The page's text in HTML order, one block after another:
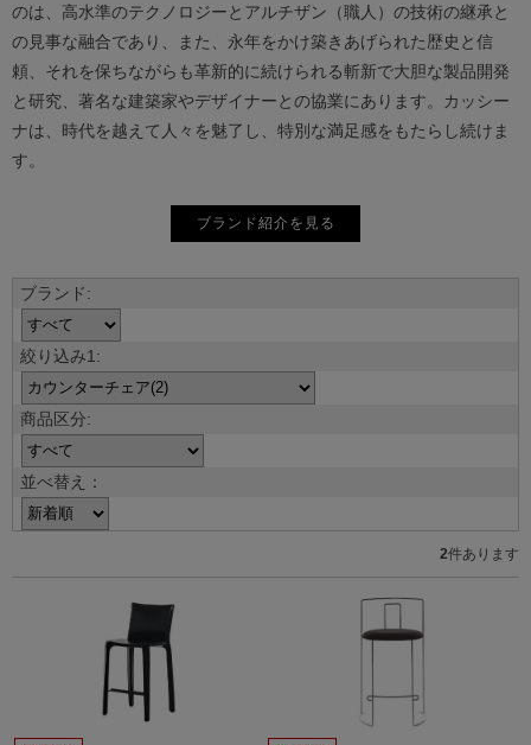
のは、高水準のテクノロジーとアルチザン（職人）の技術の継承と
の見事な融合であり、また、永年をかけ築きあげられた歴史と信
頼、それを保ちながらも革新的に続けられる斬新で大胆な製品開発
と研究、著名な建築家やデザイナーとの協業にあります。カッシー
ナは、時代を越えて人々を魅了し、特別な満足感をもたらし続けま
す。
ブランド紹介を見る
並べ替え：
2件あります